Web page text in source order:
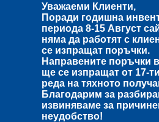
Уважаеми Клиенти,
Поради годишна
периода 8-15 Август
няма да работят с
се изпращат поръчки.
Направените поръчки
ще се изпращат от 17-
реда на тяхното
Благодарим за
извиняваме за
неудобство!